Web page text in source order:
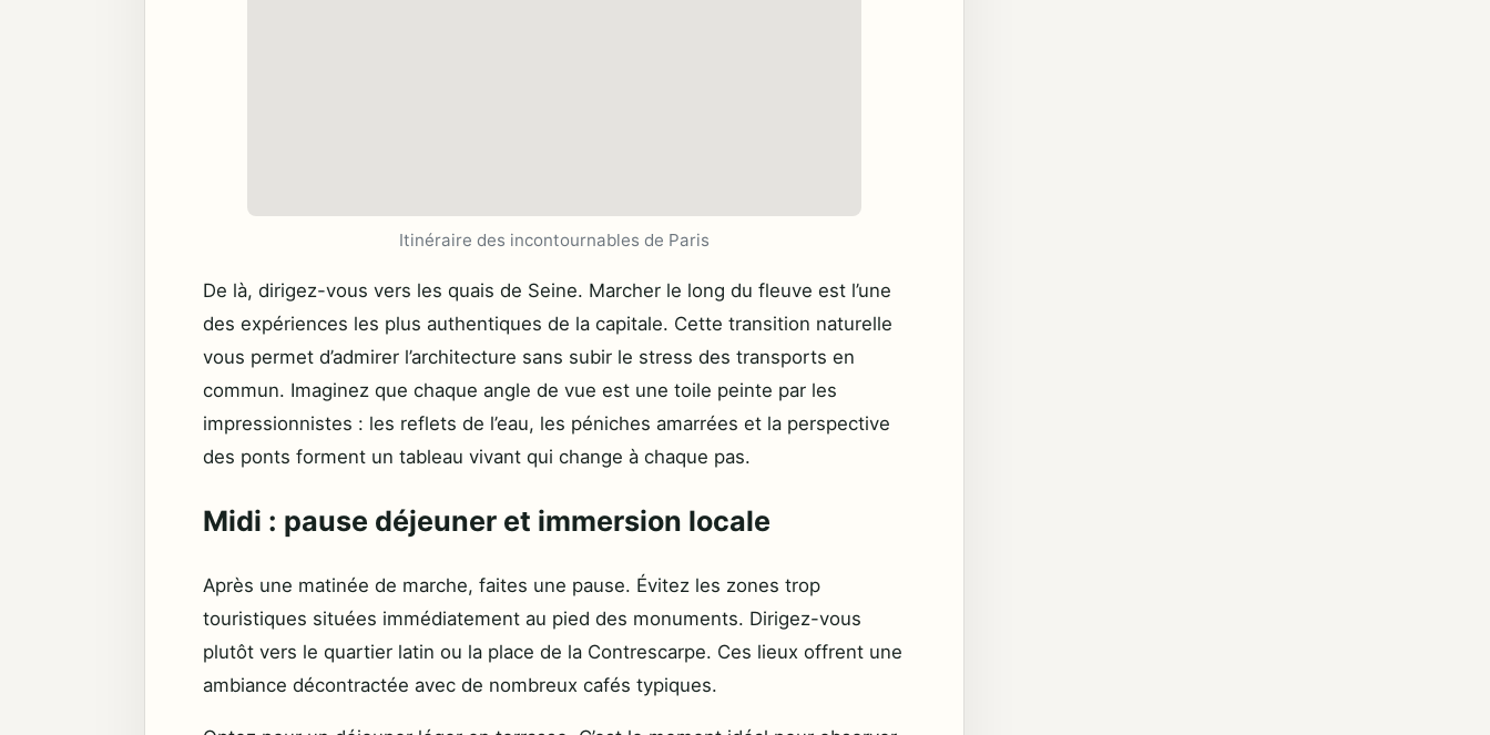
Itinéraire des incontournables de Paris
De là, dirigez-vous vers les quais de Seine. Marcher le long du fleuve est l’une
des expériences les plus authentiques de la capitale. Cette transition naturelle
vous permet d’admirer l’architecture sans subir le stress des transports en
commun. Imaginez que chaque angle de vue est une toile peinte par les
impressionnistes : les reflets de l’eau, les péniches amarrées et la perspective
des ponts forment un tableau vivant qui change à chaque pas.
Midi : pause déjeuner et immersion locale
Après une matinée de marche, faites une pause. Évitez les zones trop
touristiques situées immédiatement au pied des monuments. Dirigez-vous
plutôt vers le quartier latin ou la place de la Contrescarpe. Ces lieux offrent une
ambiance décontractée avec de nombreux cafés typiques.